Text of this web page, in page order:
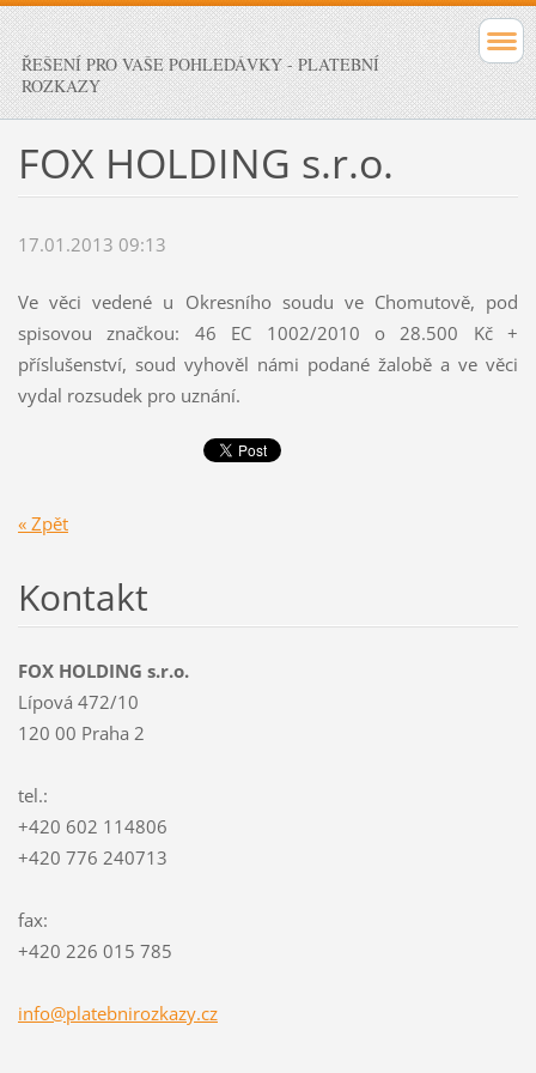
ŘEŠENÍ PRO VAŠE POHLEDÁVKY - PLATEBNÍ
ROZKAZY
FOX HOLDING s.r.o.
17.01.2013 09:13
Ve věci vedené u Okresního soudu ve Chomutově, pod
spisovou značkou: 46 EC 1002/2010 o 28.500 Kč +
příslušenství, soud vyhověl námi podané žalobě a ve věci
vydal rozsudek pro uznání.
« Zpět
Kontakt
FOX HOLDING s.r.o.
Lípová 472/10
120 00 Praha 2
tel.:
+420 602 114806
+420 776 240713
fax:
+420 226 015 785
info@platebnirozkazy.cz